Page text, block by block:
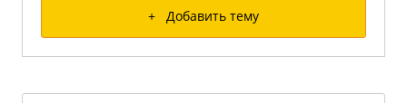
+ Добавить тему